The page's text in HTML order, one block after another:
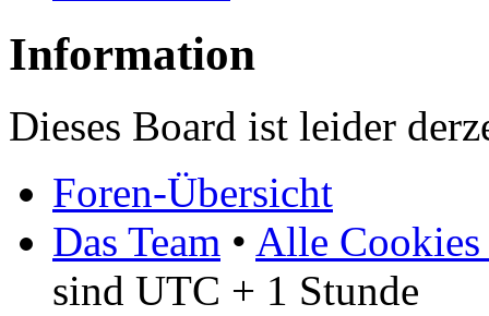
Information
Dieses Board ist leider
Foren-Übersicht
Das Team • Alle Cookies
sind UTC + 1 Stunde